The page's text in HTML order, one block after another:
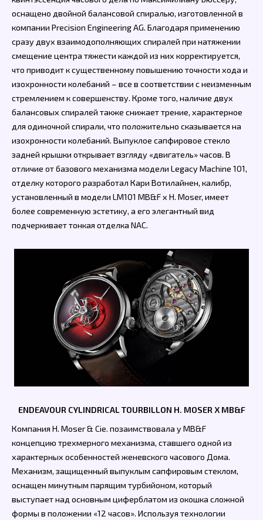
оснащено двойной балансовой спиралью, изготовленной в
компании Precision Engineering AG. Благодаря применению
сразу двух взаимодополняющих спиралей при натяжении
смещение центра тяжести каждой из них корректируется,
что приводит к существенному повышению точности хода и
изохронности колебаний – все в соответствии с неизменным
стремлением к совершенству. Кроме того, наличие двух
балансовых спиралей также снижает трение, характерное
для одиночной спирали, что положительно сказывается на
изохронности колебаний. Выпуклое сапфировое стекло
задней крышки открывает взгляду «двигатель» часов. В
отличие от базового механизма модели Legacy Machine 101,
отделку которого разработал Кари Вотилайнен, калибр,
установленный в модели LM101 MB&F x H. Moser, имеет
более современную эстетику, а его элегантный вид
подчеркивает тонкая отделка NAC.
ENDEAVOUR CYLINDRICAL TOURBILLON H. MOSER X MB&F
Компания H. Moser & Cie. позаимствовала у MB&F
концепцию трехмерного механизма, ставшего одной из
характерных особенностей женевского часового Дома.
Механизм, защищенный выпуклым сапфировым стеклом,
оснащен минутным парящим турбийоном, который
выступает над основным циферблатом из окошка сложной
формы в положении «12 часов». Используя технологии